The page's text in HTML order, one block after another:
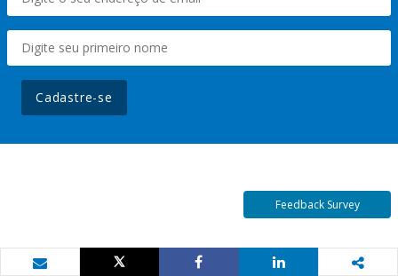
Cadastre-se
Feedback Survey